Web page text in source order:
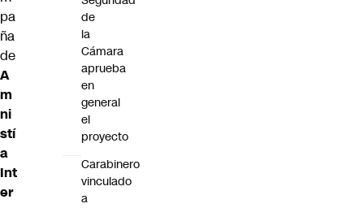
pa
ña
de
A
m
ni
stí
a
Int
er
de
la
Cámara
aprueba
en
general
el
proyecto
Carabinero
vinculado
a